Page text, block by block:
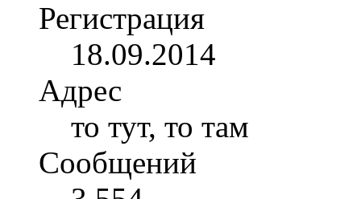
Регистрация
18.09.2014
Адрес
то тут, то там
Сообщений